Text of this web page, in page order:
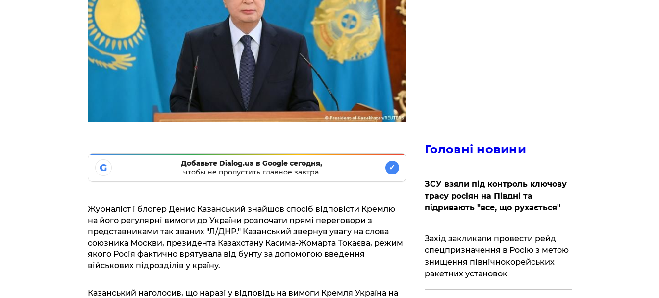
G
Добавьте Dialog.ua в Google сегодня,
чтобы не пропустить главное завтра.
✓
Журналіст і блогер Денис Казанський знайшов спосіб відповісти Кремлю
на його регулярні вимоги до України розпочати прямі переговори з
представниками так званих "Л/ДНР." Казанський звернув увагу на слова
союзника Москви, президента Казахстану Касима-Жомарта Токаєва, режим
якого Росія фактично врятувала від бунту за допомогою введення
військових підрозділів у країну.
Казанський наголосив, що наразі у відповідь на вимоги Кремля Україна на
Головні новини
ЗСУ взяли під контроль ключову
трасу росіян на Півдні та
підривають "все, що рухається"
​Захід закликали провести рейд
спецпризначення в Росію з метою
знищення північнокорейських
ракетних установок